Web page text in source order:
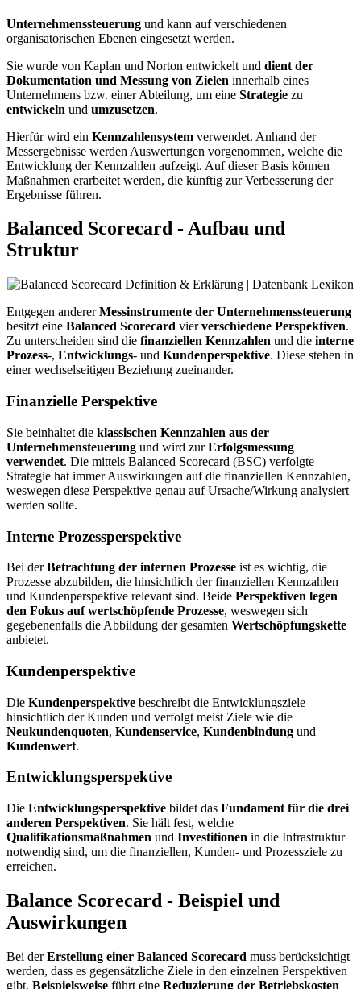
Unternehmenssteuerung und kann auf verschiedenen
organisatorischen Ebenen eingesetzt werden.
Sie wurde von Kaplan und Norton entwickelt und dient der
Dokumentation und Messung von Zielen innerhalb eines
Unternehmens bzw. einer Abteilung, um eine Strategie zu
entwickeln und umzusetzen.
Hierfür wird ein Kennzahlensystem verwendet. Anhand der
Messergebnisse werden Auswertungen vorgenommen, welche die
Entwicklung der Kennzahlen aufzeigt. Auf dieser Basis können
Maßnahmen erarbeitet werden, die künftig zur Verbesserung der
Ergebnisse führen.
Balanced Scorecard - Aufbau und
Struktur
Entgegen andererMessinstrumente der Unternehmenssteuerung
besitzt eine Balanced Scorecard vierverschiedene Perspektiven.
Zu unterscheiden sind die finanziellen Kennzahlen und die interne
Prozess-, Entwicklungs- und Kundenperspektive. Diese stehen in
einer wechselseitigen Beziehung zueinander.
Finanzielle Perspektive
Sie beinhaltet die klassischen Kennzahlen aus der
Unternehmensteuerung und wird zurErfolgsmessung
verwendet. Die mittels Balanced Scorecard (BSC) verfolgte
Strategie hat immer Auswirkungen auf die finanziellen Kennzahlen,
weswegen diese Perspektive genau auf Ursache/Wirkung analysiert
werden sollte.
Interne Prozessperspektive
Bei derBetrachtung der internen Prozesse ist es wichtig, die
Prozesse abzubilden, die hinsichtlich der finanziellen Kennzahlen
und Kundenperspektive relevant sind. Beide Perspektiven legen
den Fokus auf wertschöpfende Prozesse, weswegen sich
gegebenenfalls die Abbildung der gesamten Wertschöpfungskette
anbietet.
Kundenperspektive
Die Kundenperspektive beschreibt die Entwicklungsziele
hinsichtlich der Kunden und verfolgt meist Ziele wie die
Neukundenquoten, Kundenservice, Kundenbindung und
Kundenwert.
Entwicklungsperspektive
Die Entwicklungsperspektive bildet das Fundament für die drei
anderen Perspektiven. Sie hält fest, welche
Qualifikationsmaßnahmen und Investitionen in die Infrastruktur
notwendig sind, um die finanziellen, Kunden- und Prozessziele zu
erreichen.
Balance Scorecard - Beispiel und
Auswirkungen
Bei derErstellung einer Balanced Scorecard muss berücksichtigt
werden, dass es gegensätzliche Ziele in den einzelnen Perspektiven
gibt. Beispielsweise führt eine Reduzierung der Betriebskosten